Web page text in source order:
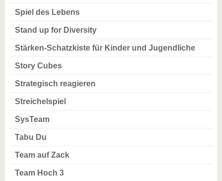
Spiel des Lebens
Stand up for Diversity
Stärken-Schatzkiste für Kinder und Jugendliche
Story Cubes
Strategisch reagieren
Streichelspiel
SysTeam
Tabu Du
Team auf Zack
Team Hoch 3